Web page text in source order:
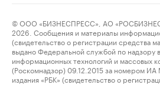
© ООО «БИЗНЕСПРЕСС», АО
2026. Сообщения и материалы
(свидетельство о регистрации средства
выдано Федеральной службой по надзору
информационных технологий и массовых
(Роскомнадзор) 09.12.2015 за номером
издания «РБК» (свидетельство о